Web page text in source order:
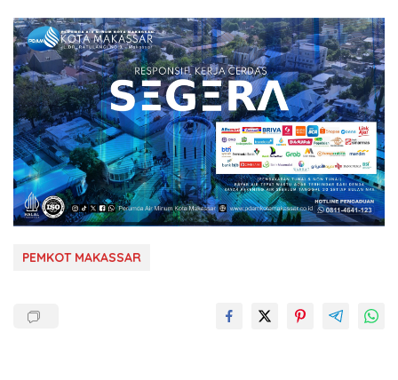
PEMKOT MAKASSAR